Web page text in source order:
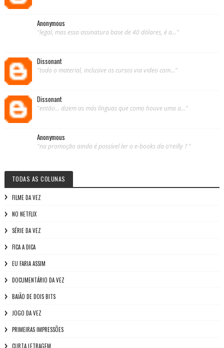
Anonymous
"legal, mas essa assinatura base de 40 dólares, é a..."
Dissonant
"todo o material, inclusive os cursos via video com..."
Dissonant
"então... dizem as más línguas que como houve uma a..."
Anonymous
"na promoção ainda é possível ler o e-books da o’reilly ? "
TODAS AS COLUNAS
FILME DA VEZ
NO NETFLIX
SÉRIE DA VEZ
FICA A DICA
EU FARIA ASSIM
DOCUMENTÁRIO DA VEZ
BAIÃO DE DOIS BITS
JOGO DA VEZ
PRIMEIRAS IMPRESSÕES
CURTA LETRAGEM